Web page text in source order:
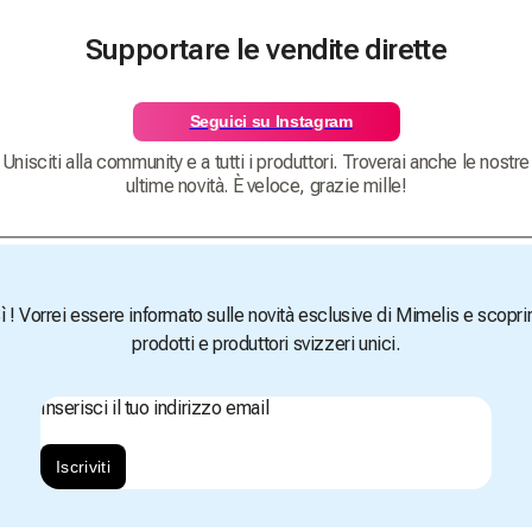
Supportare le vendite dirette
Seguici su Instagram
Unisciti alla community e a tutti i produttori. Troverai anche le nostre
ultime novità. È veloce, grazie mille!
! Vorrei essere informato sulle novità esclusive di Mimelis e
prodotti e produttori svizzeri unici.
Inserisci il tuo indirizzo email
Iscriviti